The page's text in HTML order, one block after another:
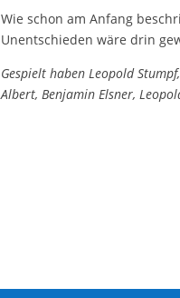
Wie schon am Anfang
Unentschieden wäre drin
Gespielt haben Leopold
Albert, Benjamin Elsner,